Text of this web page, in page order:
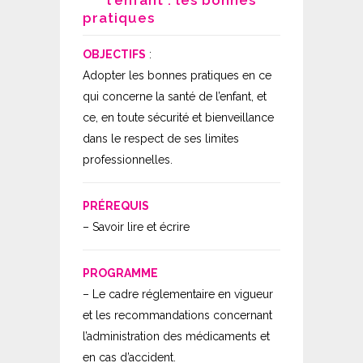
pratiques
OBJECTIFS :
Adopter les bonnes pratiques en ce
qui concerne la santé de l’enfant, et
ce, en toute sécurité et bienveillance
dans le respect de ses limites
professionnelles.
PRÉREQUIS
– Savoir lire et écrire
PROGRAMME
– Le cadre réglementaire en vigueur
et les recommandations concernant
l’administration des médicaments et
en cas d’accident.